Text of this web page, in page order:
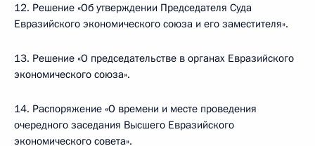
12. Решение «Об утверждении Председателя Суда
Евразийского экономического союза и его заместителя».
13. Решение «О председательстве в органах Евразийского
экономического союза».
14. Распоряжение «О времени и месте проведения
очередного заседания Высшего Евразийского
экономического совета».